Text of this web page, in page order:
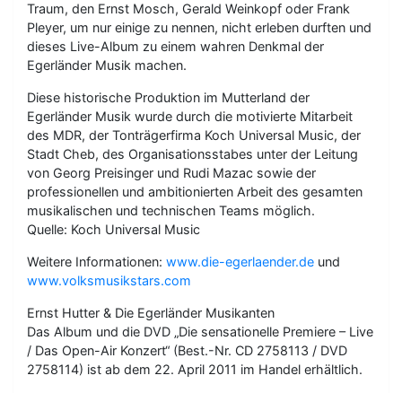
Traum, den Ernst Mosch, Gerald Weinkopf oder Frank
Pleyer, um nur einige zu nennen, nicht erleben durften und
dieses Live-Album zu einem wahren Denkmal der
Egerländer Musik machen.
Diese historische Produktion im Mutterland der
Egerländer Musik wurde durch die motivierte Mitarbeit
des MDR, der Tonträgerfirma Koch Universal Music, der
Stadt Cheb, des Organisationsstabes unter der Leitung
von Georg Preisinger und Rudi Mazac sowie der
professionellen und ambitionierten Arbeit des gesamten
musikalischen und technischen Teams möglich.
Quelle: Koch Universal Music
Weitere Informationen: www.die-egerlaender.de und
www.volksmusikstars.com
Ernst Hutter & Die Egerländer Musikanten
Das Album und die DVD „Die sensationelle Premiere – Live
/ Das Open-Air Konzert“ (Best.-Nr. CD 2758113 / DVD
2758114) ist ab dem 22. April 2011 im Handel erhältlich.